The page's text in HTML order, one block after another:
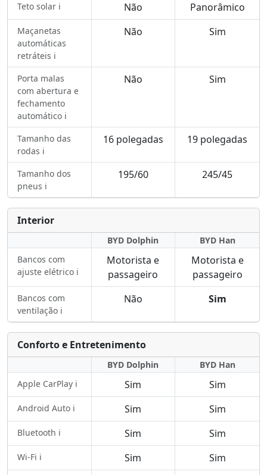
Teto solar ℹ️ Não Panorâmico
Maçanetas
automáticas
retráteis ℹ️
Não Sim
Porta malas
com abertura e
fechamento
automático ℹ️
Não Sim
Tamanho das
rodas ℹ️
16 polegadas 19 polegadas
Tamanho dos
pneus ℹ️
195/60 245/45
Interior
BYD Dolphin
BYD Han
Bancos com
ajuste elétrico ℹ️
Motorista e
passageiro
Motorista e
passageiro
Bancos com
ventilação ℹ️
Não Sim
Conforto e Entretenimento
BYD Dolphin
BYD Han
Apple CarPlay ℹ️
Sim Sim
Android Auto ℹ️ Sim Sim
Bluetooth ℹ️ Sim Sim
Wi-Fi ℹ️ Sim Sim